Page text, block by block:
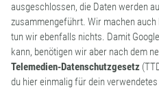
ausgeschlossen, die Daten werden
zusammengeführt. Wir machen
tun wir ebenfalls nichts. Damit
kann, benötigen wir aber nach dem
Telemedien-Datenschutzgesetz
du hier einmalig für dein
Adjektiv
armutlos
nicht arm, aber trotzdem